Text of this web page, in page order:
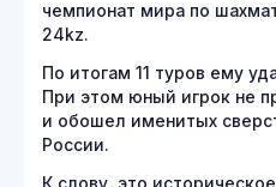
чемпионат мира по
24kz.
По итогам 11 туров ему
При этом юный игрок не
и обошел именитых
России.